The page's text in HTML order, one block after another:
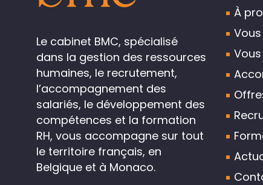
Le cabinet BMC, spécialisé
dans la gestion des ressources
humaines, le recrutement,
l’accompagnement des
salariés, le développement des
compétences et la formation
RH, vous accompagne sur tout
le territoire français, en
Belgique et à Monaco.
À